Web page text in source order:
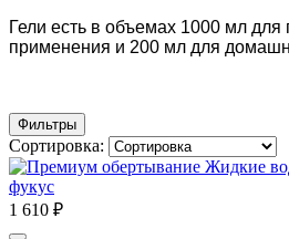
Гели есть в объемах 1000 мл
применения и 200 мл для
Фильтры
Сортировка:
1 610 ₽